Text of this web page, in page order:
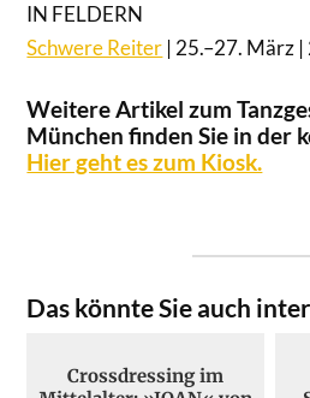
IN FELDERN
Schwere Reiter | 25.–27. März
Weitere Artikel zum
München finden Sie in der
Hier geht es zum Kiosk.
Das könnte Sie auch
Crossdressing im
interessierten LeserInnen
zugänglich anzubieten.